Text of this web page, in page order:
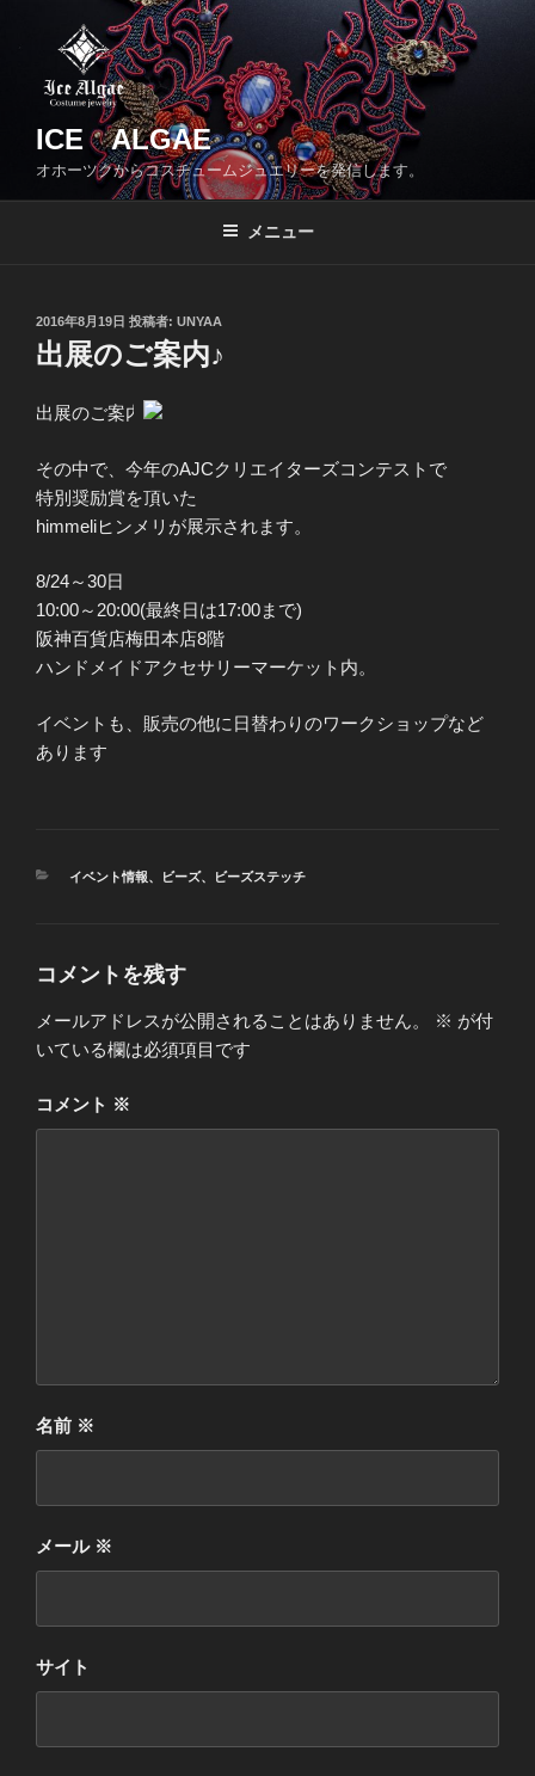
ICE ALGAE
オホーツクからコスチュームジュエリーを発信します。
メニュー
投
稿
日:
2016年8月19日 投稿者: UNYAA
出展のご案内♪
出展のご案内
その中で、今年のAJCクリエイターズコンテストで
特別奨励賞を頂いた
himmeliヒンメリが展示されます。
8/24～30日
10:00～20:00(最終日は17:00まで)
阪神百貨店梅田本店8階
ハンドメイドアクセサリーマーケット内。
イベントも、販売の他に日替わりのワークショップなど
あります
カ
イベント情報、 ビーズ、 ビーズステッチ
コメントを残す
メールアドレスが公開されることはありません。 ※ が付
いている欄は必須項目です
コメント ※
名前 ※
メール ※
サイト